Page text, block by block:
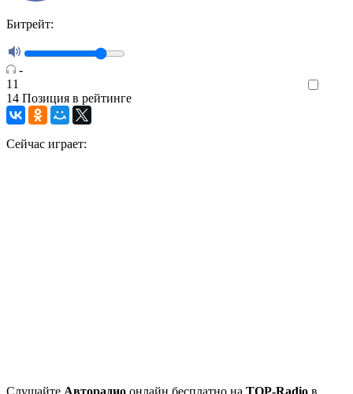
Битрейт:
-
11
14 Позиция в рейтинге
Сейчас играет: